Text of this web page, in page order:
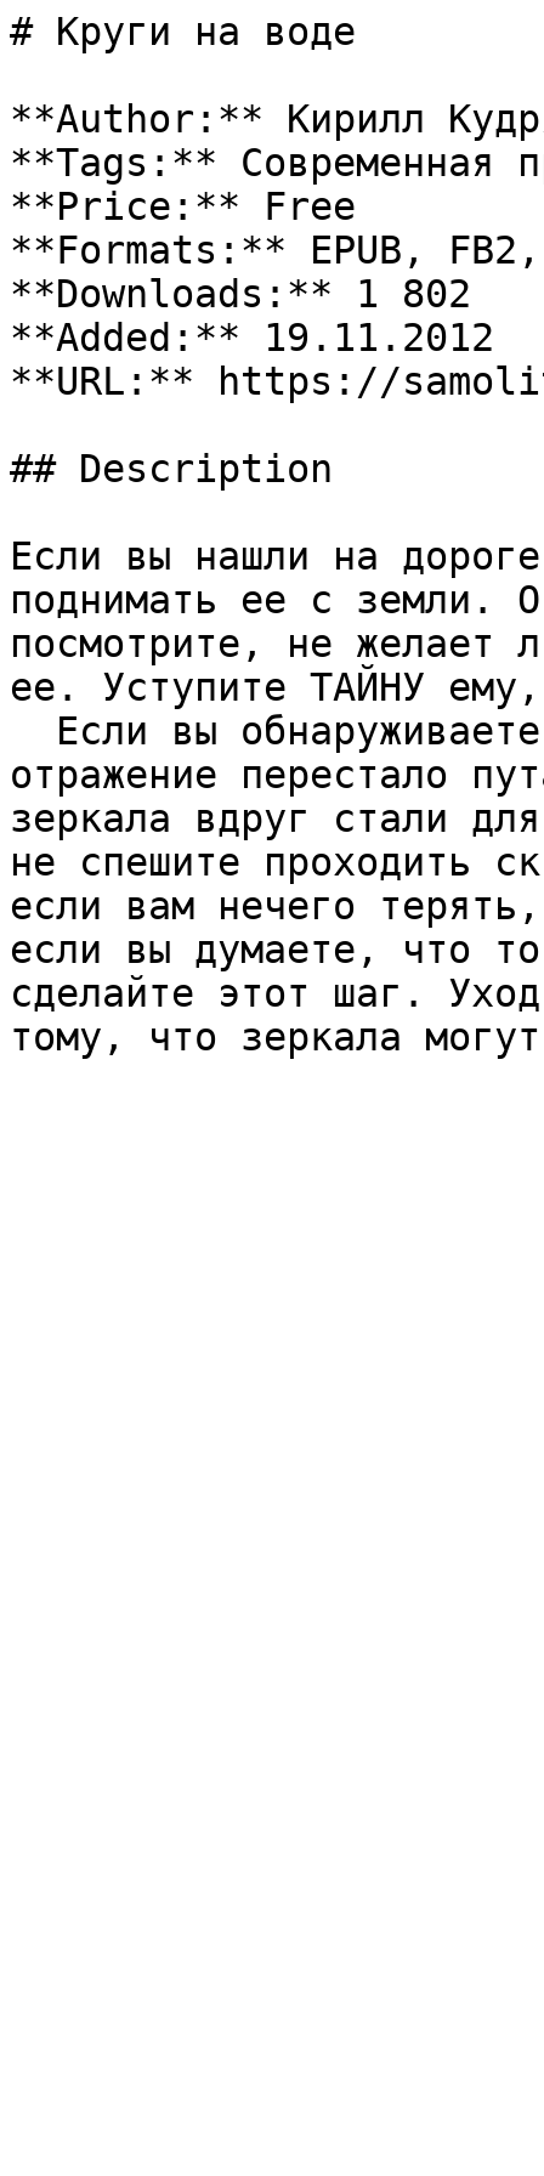
# Круги на воде
**Author:** Кирилл
**Tags:** Современная
**Price:** Free
**Formats:** EPUB, FB2,
**Downloads:** 1 802
**Added:** 19.11.2012
**URL:** https://
## Description
Если вы нашли на
поднимать ее с земли.
посмотрите, не желает
ее. Уступите ТАЙНУ
отражение перестало
зеркала вдруг стали
не спешите проходить
если вам нечего
если вы думаете, что
сделайте этот шаг.
тому, что зеркала